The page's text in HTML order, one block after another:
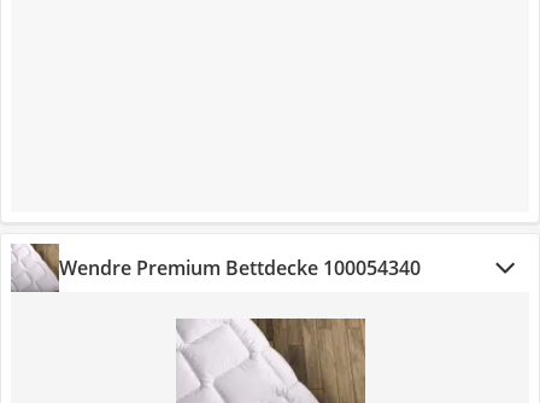
Wendre Premium Bettdecke 100054340